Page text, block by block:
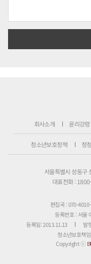
회사소개 윤리강령
청소년보호정책 정
서울특별시 성동구
대표전화 :
편집국 : 070-
등록번호 : 서울
등록일: 2013.11.13
발
청소년보호책
Copyright ⓒB